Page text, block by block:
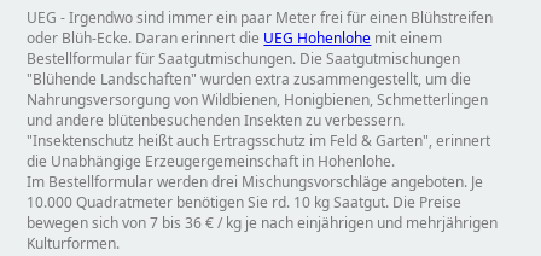
UEG - Irgendwo sind immer ein paar Meter frei für einen Blühstreifen
oder Blüh-Ecke. Daran erinnert die UEG Hohenlohe mit einem
Bestellformular für Saatgutmischungen. Die Saatgutmischungen
Blühende Landschaften wurden extra zusammengestellt, um die
Nahrungsversorgung von Wildbienen, Honigbienen, Schmetterlingen
und andere blütenbesuchenden Insekten zu verbessern.
Insektenschutz heißt auch Ertragsschutz im Feld & Garten , erinnert
die Unabhängige Erzeugergemeinschaft in Hohenlohe.
Im Bestellformular werden drei Mischungsvorschläge angeboten. Je
10.000 Quadratmeter benötigen Sie rd. 10 kg Saatgut. Die Preise
bewegen sich von 7 bis 36 € / kg je nach einjährigen und mehrjährigen
Kulturformen.